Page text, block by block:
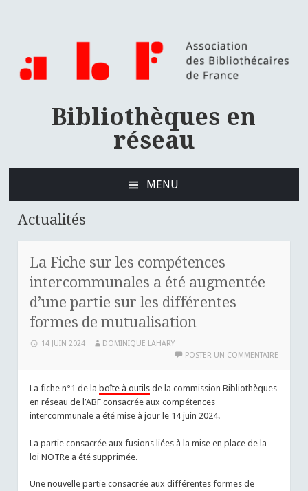
Bibliothèques en
réseau
MENU
CONTENU
Actualités
La Fiche sur les compétences
intercommunales a été augmentée
d’une partie sur les différentes
formes de mutualisation
14 JUIN 2024
DOMINIQUE LAHARY
POSTER UN COMMENTAIRE
La fiche n°1 de la boîte à outils de la commission Bibliothèques
en réseau de l’ABF consacrée aux compétences
intercommunale a été mise à jour le 14 juin 2024.
La partie consacrée aux fusions liées à la mise en place de la
loi NOTRe a été supprimée.
Une nouvelle partie consacrée aux différentes formes de